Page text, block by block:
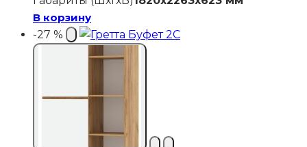
В корзину
-27 %